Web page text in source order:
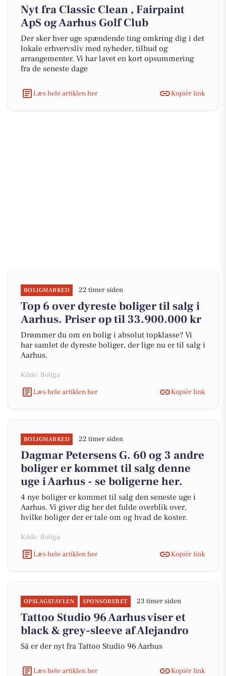
Nyt fra Classic Clean , Fairpaint
ApS og Aarhus Golf Club
Der sker hver uge spændende ting omkring dig i det
lokale erhvervsliv med nyheder, tilbud og
arrangementer. Vi har lavet en kort opsummering
fra de seneste dage
Læs hele artiklen her Kopiér link
BOLIGMARKED 22 timer siden
Top 6 over dyreste boliger til salg i
Aarhus. Priser op til 33.900.000 kr
Drømmer du om en bolig i absolut topklasse? Vi
har samlet de dyreste boliger, der lige nu er til salg i
Aarhus.
Kilde: Boliga
Læs hele artiklen her
Kopiér link
BOLIGMARKED 22 timer siden
Dagmar Petersens G. 60 og 3 andre
boliger er kommet til salg denne
uge i Aarhus - se boligerne her.
4 nye boliger er kommet til salg den seneste uge i
Aarhus. Vi giver dig her det fulde overblik over,
hvilke boliger der er tale om og hvad de koster.
Kilde: Boliga
Læs hele artiklen her
Kopiér link
OPSLAGSTAVLEN SPONSORERET 23 timer siden
Tattoo Studio 96 Aarhus viser et
black & grey-sleeve af Alejandro
Så er der nyt fra Tattoo Studio 96 Aarhus
Læs hele artiklen her Kopiér link